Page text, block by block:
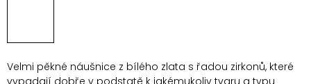
Velmi pěkné náušnice z bílého zlata s řadou zirkonů, které
vypadají dobře v podstatě k jakémukoliv tvaru a typu